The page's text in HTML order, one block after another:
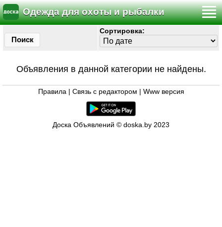
Одежда для охоты и рыбалки
Поиск
Сортировка:
Объявления в данной категории не найдены.
Правила Связь с редактором Www версия
Доска Объявлений © doska.by 2023